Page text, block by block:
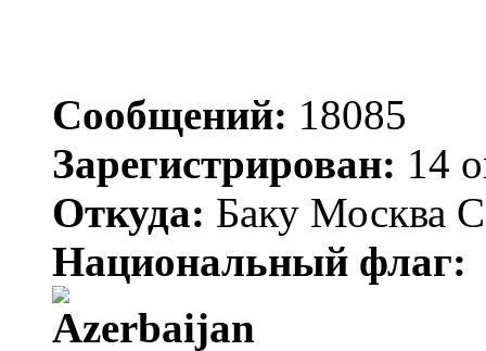
Сообщений: 18085
Зарегистрирован: 14
Откуда: Баку Москва
Национальный флаг: